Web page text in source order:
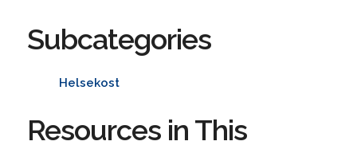
Subcategories
Helsekost
Resources in This